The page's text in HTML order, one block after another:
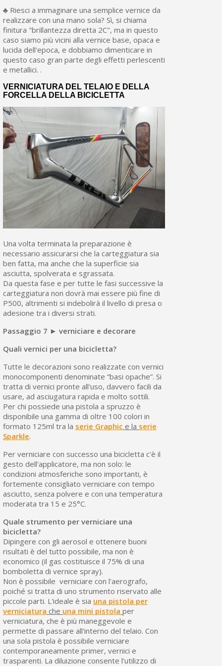
♣ Riesci a immaginare una semplice vernice da
realizzare con una mano sola? Sì, si chiama
finitura "brillantezza diretta 2C", ma in questo
caso siamo più vicini alla vernice base, opaca e
lucida dell'epoca, e dobbiamo dimenticare in
questo caso gran parte degli effetti perlescenti
e metallici. .
VERNICIATURA DEL TELAIO E DELLA
FORCELLA DELLA BICICLETTA
Una volta terminata la preparazione è
necessario assicurarsi che la carteggiatura sia
ben fatta, ma anche che la superficie sia
asciutta, spolverata e sgrassata.
Da questa fase e per tutte le fasi successive la
carteggiatura non dovrà mai essere più fine di
P500, altrimenti si indebolirà il livello di presa o
adesione tra i diversi strati.
Passaggio 7 ► verniciare e decorare
Quali vernici per una bicicletta?
Tutte le decorazioni sono realizzate con vernici
monocomponenti denominate “basi opache”. Si
tratta di vernici pronte all'uso, davvero facili da
usare, ad asciugatura rapida e molto sottili.
Per chi possiede una pistola a spruzzo è
disponibile una gamma di oltre 100 colori in
formato 125ml tra la serie Graphic e la serie
Sparkle.
Per verniciare con successo una bicicletta c'è il
gesto dell'applicatore, ma non solo: le
condizioni atmosferiche sono importanti, è
fortemente consigliato verniciare con tempo
asciutto, senza polvere e con una temperatura
moderata tra 15 e 25°C.
Quale strumento per verniciare una
bicicletta?
Dipingere con gli aerosol e ottenere buoni
risultati è del tutto possibile, ma non è
economico (il gas costituisce il 75% di una
bomboletta di vernice spray).
Non è possibile verniciare con l'aerografo,
poiché si tratta di uno strumento riservato alle
piccole parti. L'ideale è sia una pistola per
verniciatura che una mini pistola per
verniciatura, che è più maneggevole e
permette di passare all'interno del telaio. Con
una sola pistola è possibile verniciare
contemporaneamente primer, vernici e
trasparenti. La diluizione consente l'utilizzo di